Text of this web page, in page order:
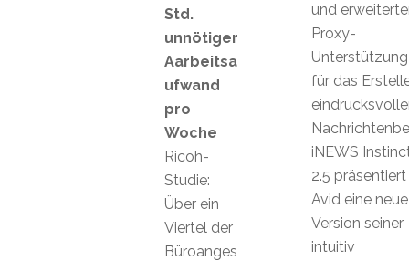
und
Proxy-
Unterstützung
für das
iNEWS
2.5 präsentiert
Avid eine neue
Version seiner
intuitiv
Std.
unnötiger
Aarbeitsa
ufwand
pro
Woche
Ricoh-
Studie:
Über ein
Viertel der
Büroanges